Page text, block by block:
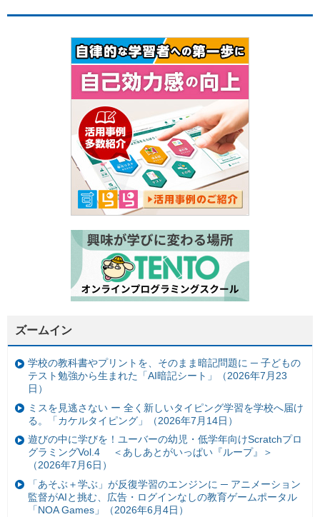
ズームイン
学校の教科書やプリントを、そのまま暗記問題に ─ 子どもの
テスト勉強から生まれた「AI暗記シート」（2026年7月23
日）
ミスを見逃さない ー 全く新しいタイピング学習を学校へ届け
る。「カケルタイピング」（2026年7月14日）
遊びの中に学びを！ユーバーの幼児・低学年向けScratchプロ
グラミングVol.4 ＜あしあとがいっぱい『ループ』＞
（2026年7月6日）
「あそぶ＋学ぶ」が反復学習のエンジンに ─ アニメーション
監督がAIと挑む、広告・ログインなしの教育ゲームポータル
「NOA Games」（2026年6月4日）